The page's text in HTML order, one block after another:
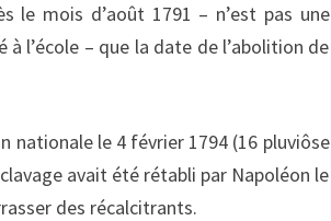
le mois d’août 1791 – n’est pas une
l’école – que la date de l’abolition de
nationale le 4 février 1794 (16 pluviôse
avait été rétabli par Napoléon le
des récalcitrants.